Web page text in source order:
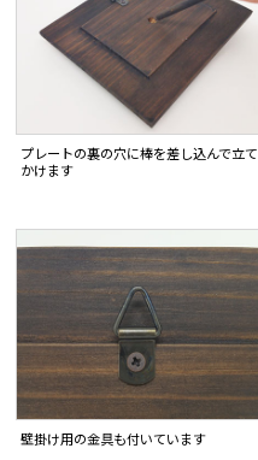
プレートの裏の穴に棒を差し込んで立て
かけます
壁掛け用の金具も付いています